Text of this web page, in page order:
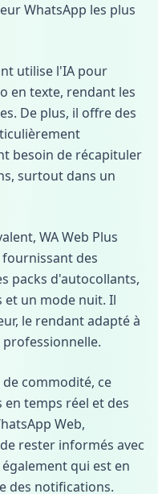
WhatsApp les plus
utilise l'IA pour
en texte, rendant les
De plus, il offre des
besoin de récapituler
surtout dans un
WA Web Plus
des
packs d'autocollants,
et un mode nuit. Il
le rendant adapté à
commodité, ce
temps réel et des
Web,
rester informés avec
qui est en
des notifications.